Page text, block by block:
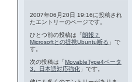
2007年06月20日 19:16に投稿され
たエントリーのページです。
ひとつ前の投稿は「朗報？
Microsoftとの提携Ubuntu断る 」で
す。
次の投稿は「MovableType4ベータ
3。日本語対応強化 」です。